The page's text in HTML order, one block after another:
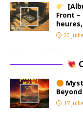
Front
20
17